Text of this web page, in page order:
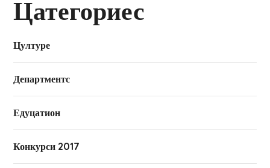
Цатегориес
Цултуре
Департментс
Едуцатион
Конкурси 2017